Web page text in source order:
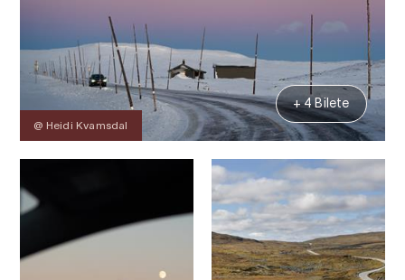
@ Heidi Kvamsdal
+ 4 Bilete